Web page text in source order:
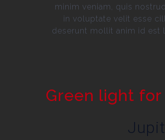
minim veniam, quis
in voluptate velit esse
deserunt mollit anim id est
Green light